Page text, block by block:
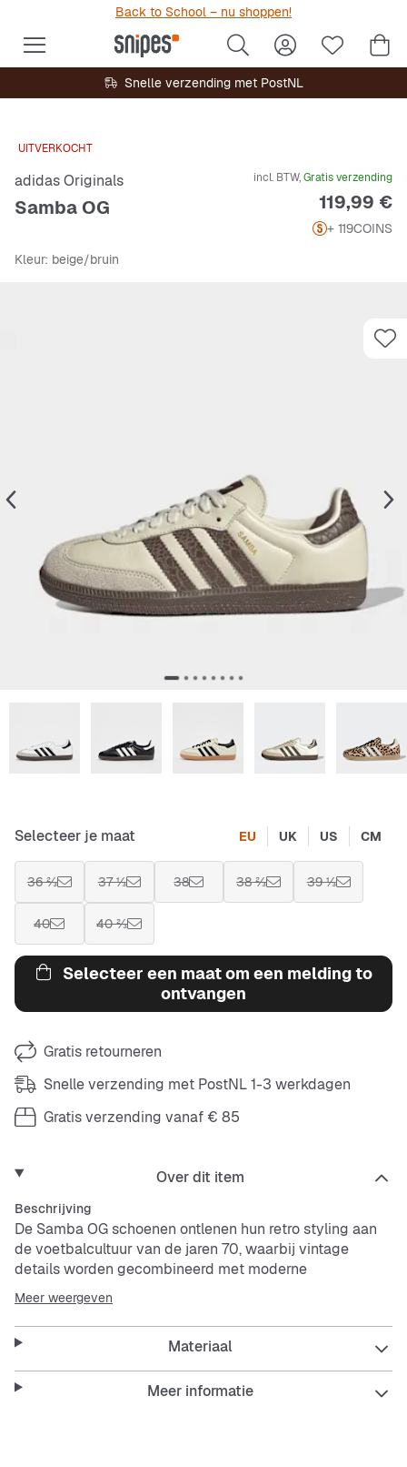
Back to School – nu shoppen!
Snelle verzending met PostNL
UITVERKOCHT
adidas Originals
Samba OG
incl. BTW,Gratis verzending
Prijs
119,99 €
+ 119COINS
Kleur: beige/bruin
Selecteer je maat EU UK US CM
36 ⅔ 37 ⅓ 38 38 ⅔ 39 ⅓
40 40 ⅔
Selecteer een maat om een melding to
ontvangen
Gratis retourneren
Snelle verzending met PostNL 1-3 werkdagen
Gratis verzending vanaf € 85
Over dit item
Beschrijving
De Samba OG schoenen ontlenen hun retro styling aan
de voetbalcultuur van de jaren 70, waarbij vintage
details worden gecombineerd met moderne
designaccenten.De suède T-neus, gekartelde 3-Stripes
en rubberen loopzool met textuur komen samen om die
iconische Samba-look te creëren. Het Trefoil-logo op de
tong en het Samba-opschrift aan de zijkant laten geen
twijfel bestaan over het rijke verleden van deze
schoen.Tientallen jaren geschiedenis hebben deze
Meer weergeven
Materiaal
Meer informatie